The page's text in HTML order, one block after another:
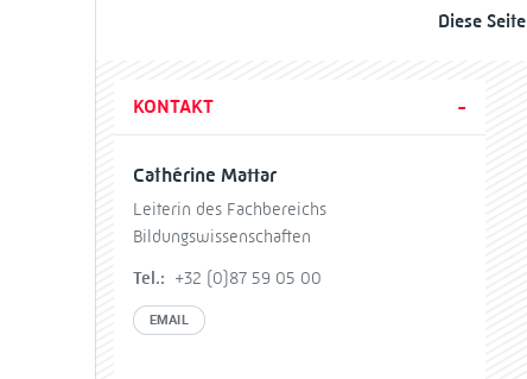
KONTAKT
Cathérine Mattar
Leiterin des Fachbereichs
Bildungswissenschaften
Tel.: +32 (0)87 59 05 00
EMAIL
Diese Seite